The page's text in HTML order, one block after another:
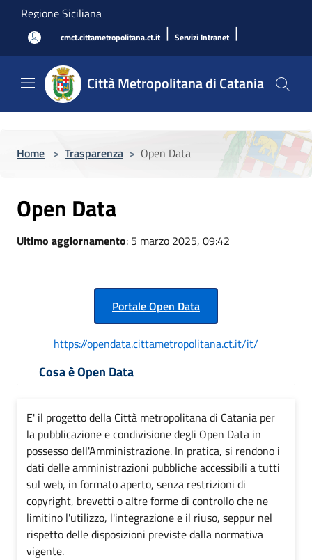
Salta al contenuto principale
Regione Siciliana
cmct.cittametropolitana.ct.it | Servizi Intranet |
Città Metropolitana di Catania
Home > Trasparenza > Open Data
Open Data
Ultimo aggiornamento: 5 marzo 2025, 09:42
Portale Open Data
https://opendata.cittametropolitana.ct.it/it/
Cosa è Open Data
E' il progetto della Città metropolitana di Catania per
la pubblicazione e condivisione degli Open Data in
possesso dell'Amministrazione. In pratica, si rendono i
dati delle amministrazioni pubbliche accessibili a tutti
sul web, in formato aperto, senza restrizioni di
copyright, brevetti o altre forme di controllo che ne
limitino l'utilizzo, l'integrazione e il riuso, seppur nel
rispetto delle disposizioni previste dalla normativa
vigente.